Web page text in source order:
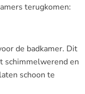
terugkomen:
de badkamer. Dit
schimmelwerend en
schoon te